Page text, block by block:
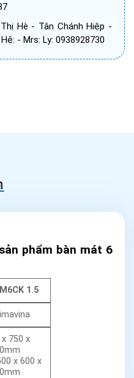
Hè - Tân Chánh Hiệp -
- Mrs: Ly: 0938928730
phẩm bàn mát 6
1.5
x 750 x
x 600 x